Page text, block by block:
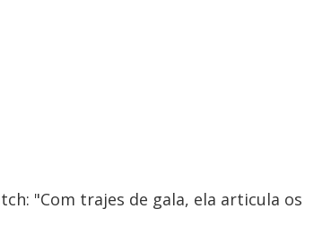
"Com trajes de gala, ela articula os